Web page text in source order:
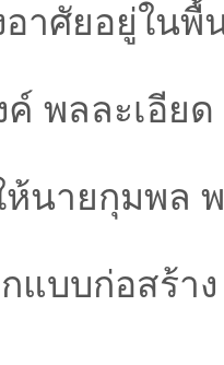
าศัยอยู่ใน
พลละเอีย
นายกุมพล
แบบก่อสร้า